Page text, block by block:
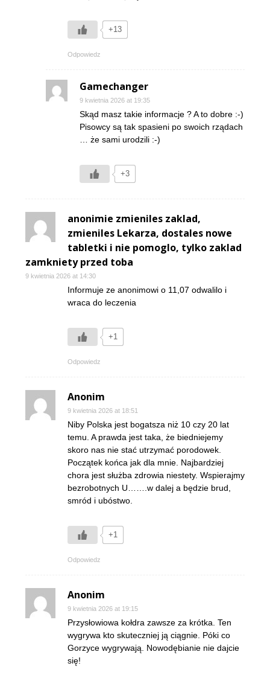
+13
Odpowiedz
Gamechanger
9 kwietnia 2026 at 19:35
Skąd masz takie informacje ? A to dobre :-)
Pisowcy są tak spasieni po swoich rządach
… że sami urodzili :-)
+3
anonimie zmieniles zaklad,
zmieniles Lekarza, dostales nowe
tabletki i nie pomoglo, tylko zaklad
zamkniety przed toba
9 kwietnia 2026 at 14:30
Informuje ze anonimowi o 11,07 odwalilo i
wraca do leczenia
+1
Odpowiedz
Anonim
9 kwietnia 2026 at 18:51
Niby Polska jest bogatsza niż 10 czy 20 lat
temu. A prawda jest taka, że biedniejemy
skoro nas nie stać utrzymać porodowek.
Początek końca jak dla mnie. Najbardziej
chora jest służba zdrowia niestety. Wspierajmy
bezrobotnych U…….w dalej a będzie brud,
smród i ubóstwo.
+1
Odpowiedz
Anonim
9 kwietnia 2026 at 19:15
Przysłowiowa kołdra zawsze za krótka. Ten
wygrywa kto skuteczniej ją ciągnie. Póki co
Gorzyce wygrywają. Nowodębianie nie dajcie
się!